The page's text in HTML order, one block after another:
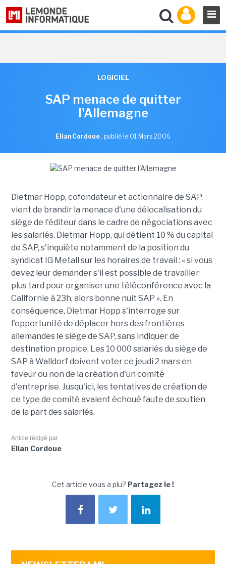
LOGICIEL
SAP menace de quitter
l'Allemagne
Elian Cordoue , publié le 01 Mars 2006
Dietmar Hopp, cofondateur et actionnaire de SAP,
vient de brandir la menace d'une délocalisation du
siège de l'éditeur dans le cadre de négociations avec
les salariés. Dietmar Hopp, qui détient 10 % du capital
de SAP, s'inquiète notamment de la position du
syndicat IG Metall sur les horaires de travail : « si vous
devez leur demander s'il est possible de travailler
plus tard pour organiser une téléconférence avec la
Californie à 23h, alors bonne nuit SAP ». En
conséquence, Dietmar Hopp s'interroge sur
l'opportunité de déplacer hors des frontières
allemandes le siège de SAP, sans indiquer de
destination propice. Les 10 000 salariés du siège de
SAP à Walldorf doivent voter ce jeudi 2 mars en
faveur ou non de la création d'un comité
d'entreprise. Jusqu'ici, les tentatives de création de
ce type de comité avaient échoué faute de soutien
de la part des salariés.
Article rédigé par
Elian Cordoue
Cet article vous a plu? Partagez le !